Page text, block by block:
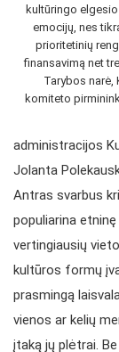
kultūringo
emocijų, nes
prioritetinių
finansavimą net
Tarybos narė,
komiteto
administracijos
Jolanta
Antras svarbus
populiarina
vertingiausių
kultūros formų
prasmingą
vienos ar kelių
įtaką jų plėtrai.